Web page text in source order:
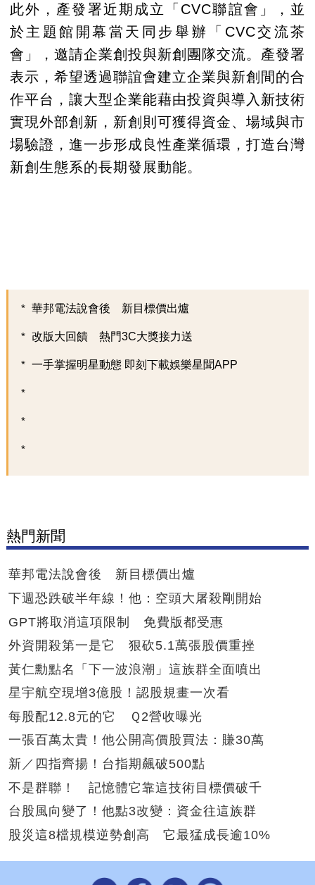
此外，產發署近期成立「CVC聯誼會」，並
於主題館開幕當天同步舉辦「CVC交流茶
會」，邀請企業創投與新創團隊交流。產發署
表示，希望透過聯誼會建立企業與新創間的合
作平台，讓大型企業能藉由投資與導入新技術
實現外部創新，新創則可獲得資金、場域與市
場驗證，進一步形成良性產業循環，打造台灣
新創生態系的長期發展動能。
華邦電法說會後 新目標價出爐
改版大回饋 熱門3C大獎接力送
一手掌握明星動態 即刻下載娛樂星聞APP
熱門新聞
華邦電法說會後 新目標價出爐
下週恐跌破半年線！他：空頭大屠殺剛開始
GPT將取消這項限制 免費版都受惠
外資開殺第一是它 狠砍5.1萬張股價重挫
黃仁勳點名「下一波浪潮」這族群全面噴出
星宇航空現增3億股！認股規畫一次看
每股配12.8元的它 Ｑ2營收曝光
一張百萬太貴！他公開高價股買法：賺30萬
新／四指齊揚！台指期飆破500點
不是群聯！ 記憶體它靠這技術目標價破千
台股風向變了！他點3改變：資金往這族群
股災這8檔規模逆勢創高 它最猛成長逾10%